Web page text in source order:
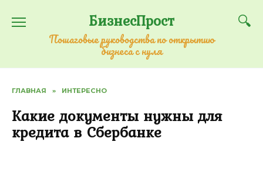
содержанию
БизнесПрост
Пошаговые руководства по открытию
бизнеса с нуля
ГЛАВНАЯ » ИНТЕРЕСНО
Какие документы нужны для
кредита в Сбербанке